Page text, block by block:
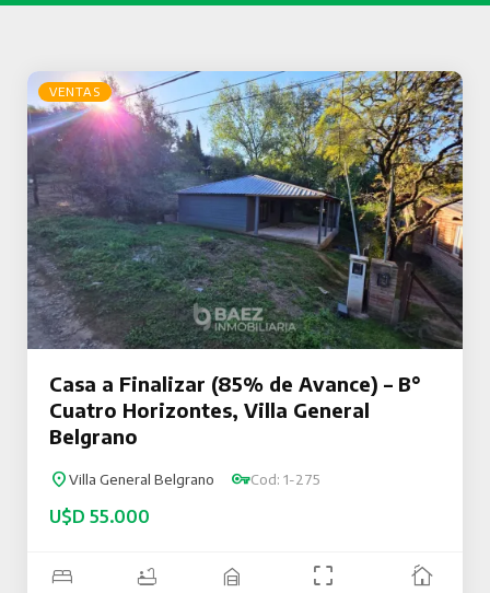
VENTAS
Casa a Finalizar (85% de Avance) – B°
Cuatro Horizontes, Villa General
Belgrano
Villa General Belgrano Cod: 1-275
U$D 55.000